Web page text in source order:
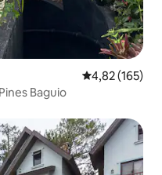
4,82 de uma
4,82 (165)
Baguio